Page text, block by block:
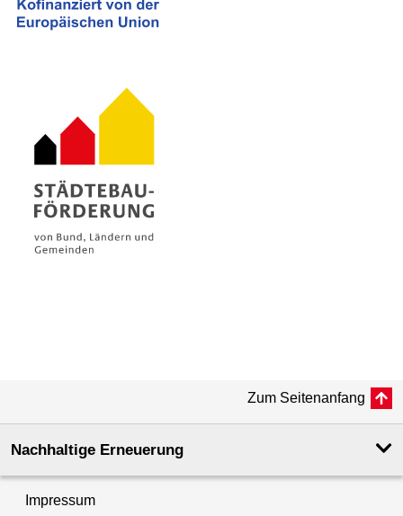
Zum Seitenanfang
Nachhaltige Erneuerung
Impressum